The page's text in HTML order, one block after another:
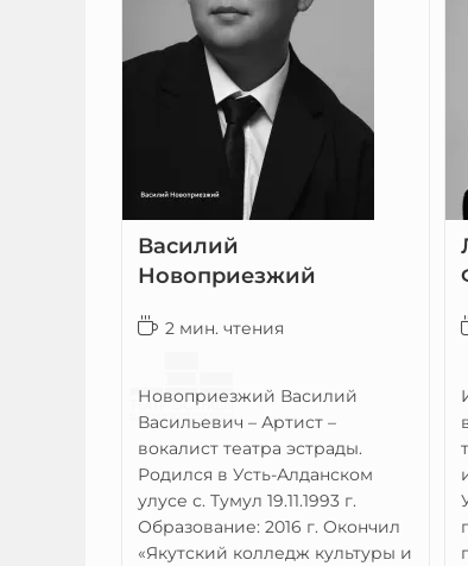
Василий
Новоприезжий
2 мин. чтения
Новоприезжий Василий
Васильевич – Артист –
вокалист театра эстрады.
Родился в Усть-Алданском
улусе с. Тумул 19.11.1993 г.
Образование: 2016 г. Окончил
«Якутский колледж культуры и